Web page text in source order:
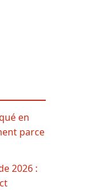
en
parce
2026 :